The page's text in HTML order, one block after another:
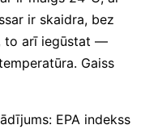
ir skaidra, bez
to arī iegūstat —
Gaiss
EPA indekss